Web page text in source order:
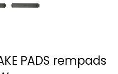
PADS rempads